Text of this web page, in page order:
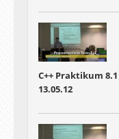
C++ Praktikum
13.05.12